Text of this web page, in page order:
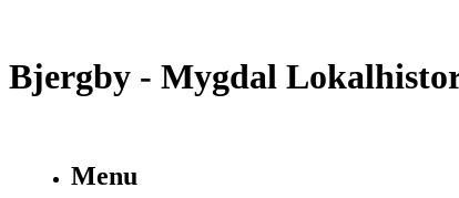
Bjergby - Mygdal
Menu